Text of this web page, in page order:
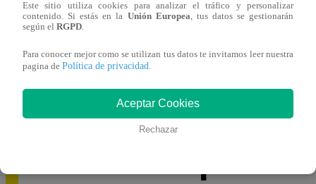
tras denunciar negligencia médica
También te puede
Este sitio utiliza cookies para analizar el tráfico y personalizar
contenido. Si estás en la Unión Europea, tus datos se gestionarán
según el RGPD.
Para conocer mejor como se utilizan tus datos te invitamos leer nuestra
pagina de Política de privacidad.
Aceptar Cookies
Rechazar